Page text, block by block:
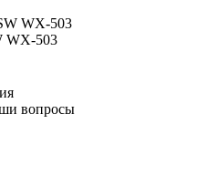
WX-503
вопросы